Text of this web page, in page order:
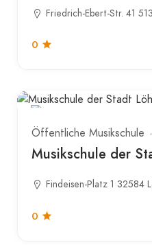
Friedrich-Ebert-Str. 41
0
Öffentliche Musikschule
Musikschule der
Findeisen-Platz 1 32584
0